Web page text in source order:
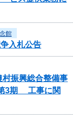
館
入札公告
振興総合整備事
3期 工事に関